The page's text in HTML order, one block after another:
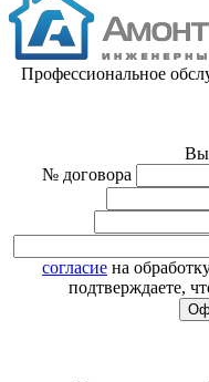
Профессиональное
№ договора
согласие на
подтверждаете,